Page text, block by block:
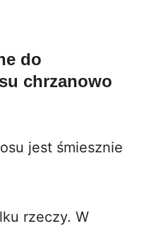
do
chrzanowo
jest śmiesznie
rzeczy. W